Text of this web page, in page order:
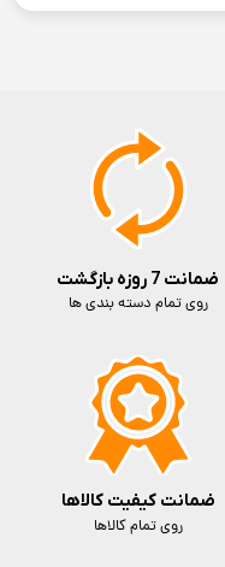
ضمانت 7 روزه بازگشت
روی تمام دسته بندی ها
ضمانت کیفیت کالاها
روی تمام کالاها